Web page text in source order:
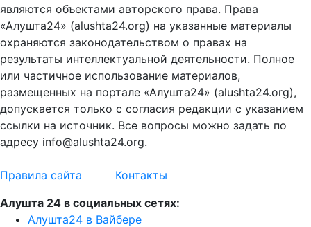
являются объектами авторского права. Права
«Алушта24» (alushta24.org) на указанные материалы
охраняются законодательством о правах на
результаты интеллектуальной деятельности. Полное
или частичное использование материалов,
размещенных на портале «Алушта24» (alushta24.org),
допускается только с согласия редакции с указанием
ссылки на источник. Все вопросы можно задать по
адресу info@alushta24.org.
Правила сайта
Контакты
Алушта 24 в социальных сетях:
Алушта24 в Вайбере